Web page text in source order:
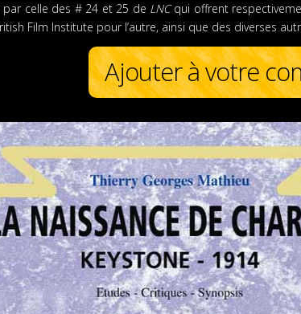
celle des # 24 et 25 de LNCqui offrent
Film Institute pour l’autre, ainsi que des diverses
Ajouter à votre